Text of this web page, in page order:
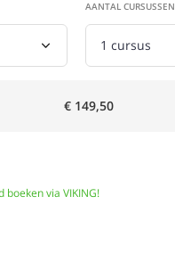
AANTAL CURSUSSEN
€ 149,50
via VIKING!